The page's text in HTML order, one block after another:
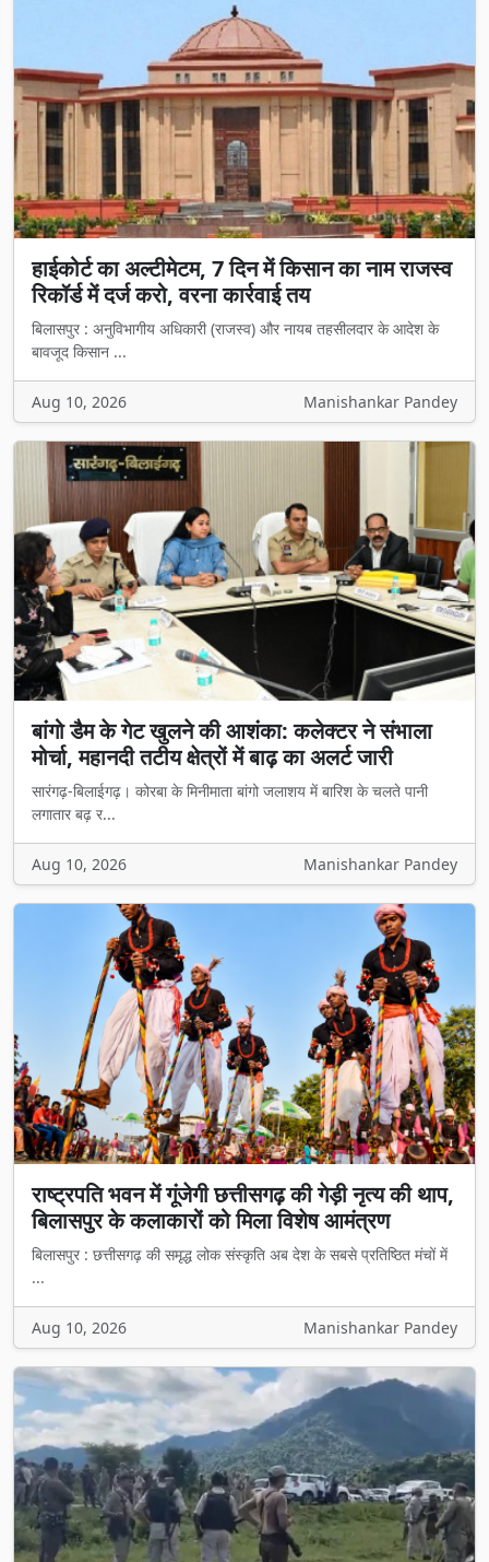
हाईकोर्ट का अल्टीमेटम, 7 दिन में किसान का नाम राजस्व
रिकॉर्ड में दर्ज करो, वरना कार्रवाई तय
बिलासपुर : अनुविभागीय अधिकारी (राजस्व) और नायब तहसीलदार के आदेश के
बावजूद किसान ...
Aug 10, 2026 Manishankar Pandey
बांगो डैम के गेट खुलने की आशंका: कलेक्टर ने संभाला
मोर्चा, महानदी तटीय क्षेत्रों में बाढ़ का अलर्ट जारी
सारंगढ़-बिलाईगढ़। कोरबा के मिनीमाता बांगो जलाशय में बारिश के चलते पानी
लगातार बढ़ र...
Aug 10, 2026 Manishankar Pandey
राष्ट्रपति भवन में गूंजेगी छत्तीसगढ़ की गेड़ी नृत्य की थाप,
बिलासपुर के कलाकारों को मिला विशेष आमंत्रण
बिलासपुर : छत्तीसगढ़ की समृद्ध लोक संस्कृति अब देश के सबसे प्रतिष्ठित मंचों में
...
Aug 10, 2026 Manishankar Pandey